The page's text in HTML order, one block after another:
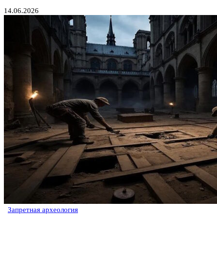
14.06.2026
Запретная археология